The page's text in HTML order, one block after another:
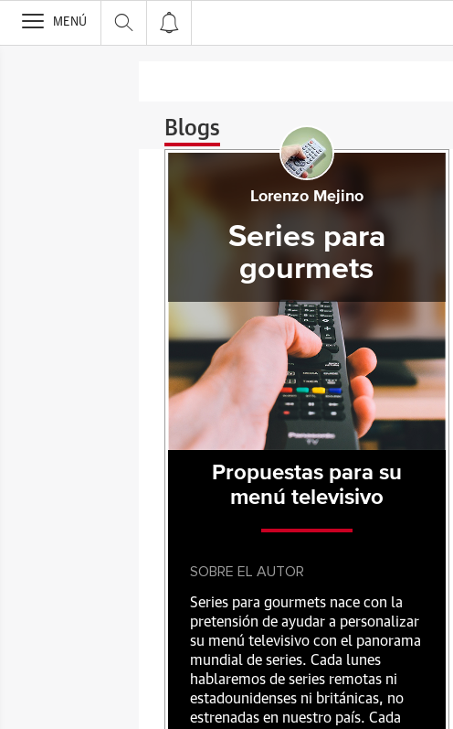
>
MENÚ
Blogs
Lorenzo Mejino
Series para
gourmets
Propuestas para su
menú televisivo
SOBRE EL AUTOR
Series para gourmets nace con la
pretensión de ayudar a personalizar
su menú televisivo con el panorama
mundial de series. Cada lunes
hablaremos de series remotas ni
estadounidenses ni británicas, no
estrenadas en nuestro país. Cada